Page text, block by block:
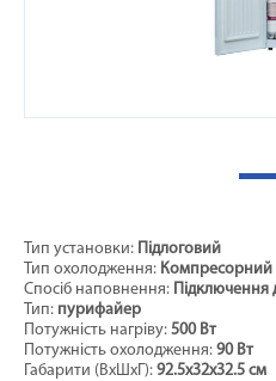
Тип установки: Підлоговий
Тип охолодження: Компресорний
Спосіб наповнення: Підключення
Тип: пурифайер
Потужність нагріву: 500 Вт
Потужність охолодження: 90 Вт
Габарити (ВхШхГ): 92.5х32х32.5 см